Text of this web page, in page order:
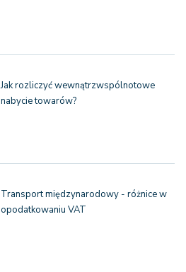
Jak rozliczyć wewnątrzwspólnotowe
nabycie towarów?
Transport międzynarodowy - różnice w
opodatkowaniu VAT